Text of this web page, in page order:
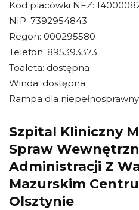
Kod placówki NFZ:
NIP: 7392954843
Regon: 000295580
Telefon: 895393373
Toaleta: dostępna
Winda: dostępna
Rampa dla
Szpital Kliniczny
Spraw
Administracji Z
Mazurskim
Olsztynie